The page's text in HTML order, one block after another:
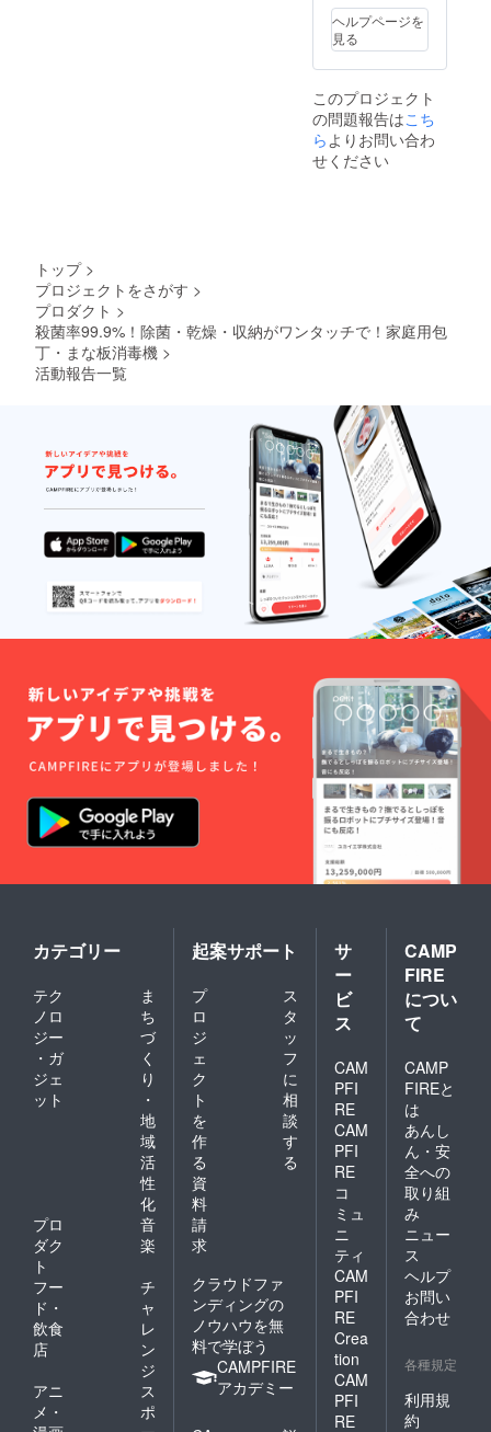
ヘルプページを
見る
このプロジェクト
の問題報告はこち
ら よりお問い合わ
せください
トップ >
プロジェクトをさがす >
プロダクト >
殺菌率99.9%！除菌・乾燥・収納がワンタッチで！家庭用包
丁・まな板消毒機 >
活動報告一覧
カテゴリー
テク
ノロ
ジー
・ガ
ジェ
ット
ま
ち
づ
く
り
・
地
域
活
性
化
プロ
ダク
ト
音
楽
フー
ド・
飲食
店
チ
ャ
レ
ン
ジ
アニ
メ・
ス
ポ
起案サポート
プ
ロ
ジ
ェ
ク
ト
を
作
る
ス
タ
ッ
フ
に
相
談
す
る
資
料
請
求
クラウドファ
ンディングの
ノウハウを無
料で学ぼう
CAMPFIRE
アカデミー
サ
ー
ビ
ス
CAM
PFI
RE
CAM
PFI
RE
コ
ミュ
ニ
ティ
CAM
PFI
RE
Crea
tion
CAM
PFI
RE
CAMP
FIRE
につい
て
CAMP
FIREと
は
あんし
ん・安
全への
取り組
み
ニュー
ス
ヘルプ
お問い
合わせ
各種規定
利用規
約